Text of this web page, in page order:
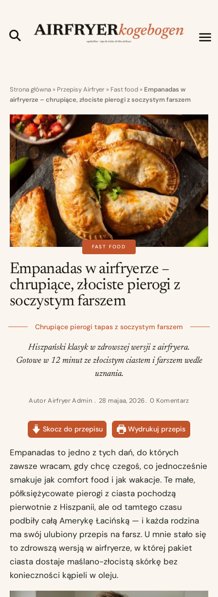
Strona główna » Przepisy Airfryer » Fast food » Empanadas w
airfryerze – chrupiące, złociste pierogi z soczystym farszem
FAST FOOD
Empanadas w airfryerze –
chrupiące, złociste pierogi z
soczystym farszem
Chrupiące pierogi tapas z soczystym farszem
Hiszpański klasyk w zdrowszej wersji z airfryera.
Gotowe w 12 minut ze złocistym ciastem i farszem wedle
uznania.
AutorAirfryer Admin 28 majaa, 2026 0 Komentarz
Skocz do przepisu Wydrukuj przepis
Empanadas to jedno z tych dań, do których
zawsze wracam, gdy chcę czegoś, co jednocześnie
smakuje jak comfort food i jak wakacje. Te małe,
półksiężycowate pierogi z ciasta pochodzą
pierwotnie z Hiszpanii, ale od tamtego czasu
podbiły całą Amerykę Łacińską — i każda rodzina
ma swój ulubiony przepis na farsz. U mnie stało się
to zdrowszą wersją w airfryerze, w której pakiet
ciasta dostaje maślano-złocistą skórkę bez
konieczności kąpieli w oleju.